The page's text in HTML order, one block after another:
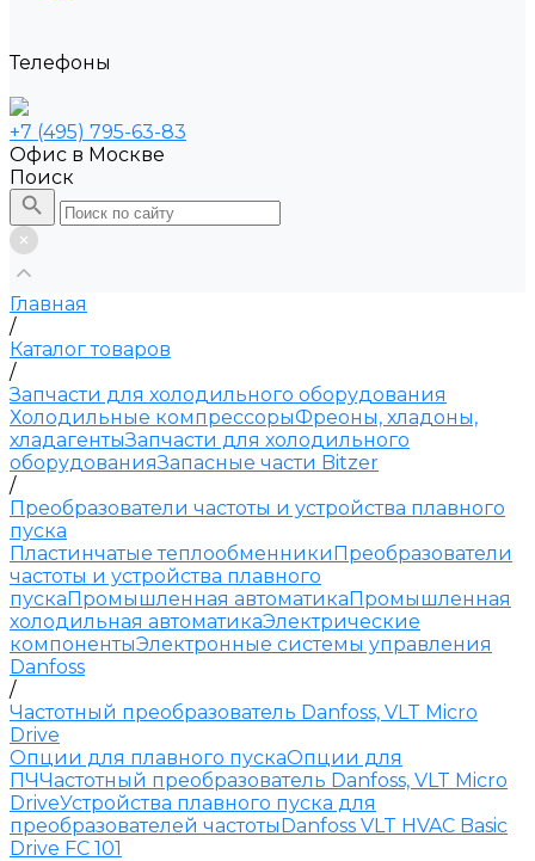
Телефоны
+7 (495) 795-63-83
Офис в Москве
Поиск
Главная
/
Каталог товаров
/
Запчасти для холодильного оборудования
Холодильные компрессорыФреоны, хладоны,
хладагентыЗапчасти для холодильного
оборудованияЗапасные части Bitzer
/
Преобразователи частоты и устройства плавного
пуска
Пластинчатые теплообменникиПреобразователи
частоты и устройства плавного
пускаПромышленная автоматикаПромышленная
холодильная автоматикаЭлектрические
компонентыЭлектронные системы управления
Danfoss
/
Частотный преобразователь Danfoss, VLT Micro
Drive
Опции для плавного пускаОпции для
ПЧЧастотный преобразователь Danfoss, VLT Micro
DriveУстройства плавного пуска для
преобразователей частотыDanfoss VLT HVAC Basic
Drive FC 101